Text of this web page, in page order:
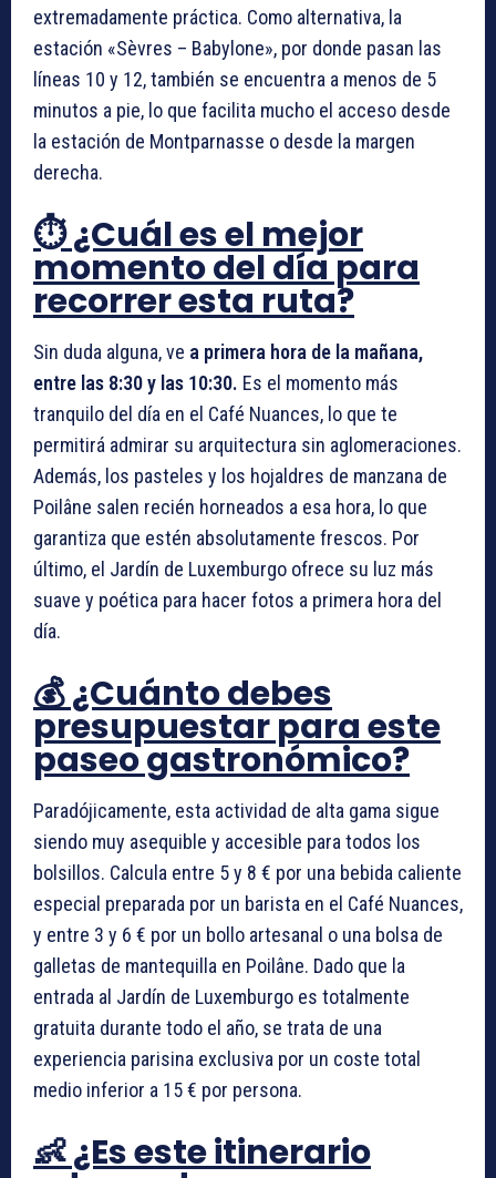
extremadamente práctica. Como alternativa, la
estación «Sèvres – Babylone», por donde pasan las
líneas 10 y 12, también se encuentra a menos de 5
minutos a pie, lo que facilita mucho el acceso desde
la estación de Montparnasse o desde la margen
derecha.
⏱️ ¿Cuál es el mejor
momento del día para
recorrer esta ruta?
Sin duda alguna, ve a primera hora de la mañana,
entre las 8:30 y las 10:30. Es el momento más
tranquilo del día en el Café Nuances, lo que te
permitirá admirar su arquitectura sin aglomeraciones.
Además, los pasteles y los hojaldres de manzana de
Poilâne salen recién horneados a esa hora, lo que
garantiza que estén absolutamente frescos. Por
último, el Jardín de Luxemburgo ofrece su luz más
suave y poética para hacer fotos a primera hora del
día.
💰 ¿Cuánto debes
presupuestar para este
paseo gastronómico?
Paradójicamente, esta actividad de alta gama sigue
siendo muy asequible y accesible para todos los
bolsillos. Calcula entre 5 y 8 € por una bebida caliente
especial preparada por un barista en el Café Nuances,
y entre 3 y 6 € por un bollo artesanal o una bolsa de
galletas de mantequilla en Poilâne. Dado que la
entrada al Jardín de Luxemburgo es totalmente
gratuita durante todo el año, se trata de una
experiencia parisina exclusiva por un coste total
medio inferior a 15 € por persona.
👶 ¿Es este itinerario